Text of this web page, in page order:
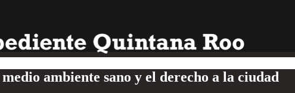
ambiente sano y el derecho a la ciudad